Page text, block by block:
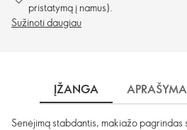
pristatymą į namus).
Sužinoti daugiau
ĮŽANGA
Senėjimą stabdantis, makiažo pagrindas